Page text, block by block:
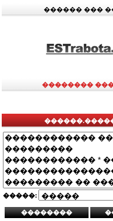
������ ���
��������
�����: